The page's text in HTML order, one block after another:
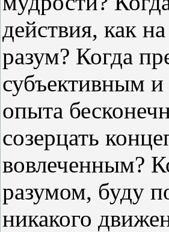
действия, как
разум? Когда
субъективным
опыта
созерцать
вовлеченным?
разумом, буду
никакого